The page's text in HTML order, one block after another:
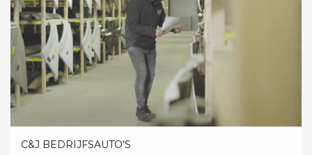
C&J BEDRIJFSAUTO’S